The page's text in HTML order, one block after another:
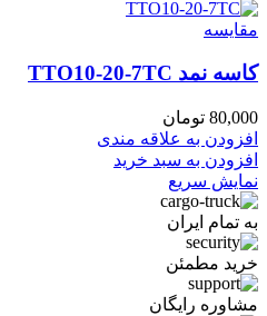
مقايسه
کاسه نمد TTO10-20-7TC
80,000 تومان
افزودن به علاقه مندی
افزودن به سبد خرید
نمایش سریع
به تمام ایران
خرید مطمئن
مشاوره رایگان